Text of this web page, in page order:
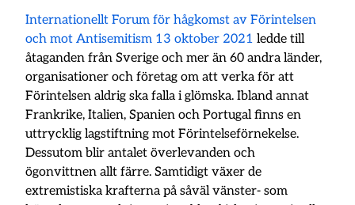
Internationellt Forum för hågkomst av Förintelsen
och mot Antisemitism 13 oktober 2021 ledde till
åtaganden från Sverige och mer än 60 andra länder,
organisationer och företag om att verka för att
Förintelsen aldrig ska falla i glömska. Ibland annat
Frankrike, Italien, Spanien och Portugal finns en
uttrycklig lagstiftning mot Förintelseförnekelse.
Dessutom blir antalet överlevanden och
ögonvittnen allt färre. Samtidigt växer de
extremistiska krafterna på såväl vänster- som